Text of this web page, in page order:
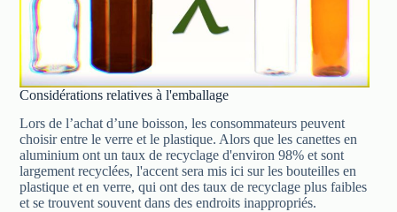
Considérations relatives à l'emballage
Lors de l’achat d’une boisson, les consommateurs peuvent
choisir entre le verre et le plastique. Alors que les canettes en
aluminium ont un taux de recyclage d'environ 98% et sont
largement recyclées, l'accent sera mis ici sur les bouteilles en
plastique et en verre, qui ont des taux de recyclage plus faibles
et se trouvent souvent dans des endroits inappropriés.